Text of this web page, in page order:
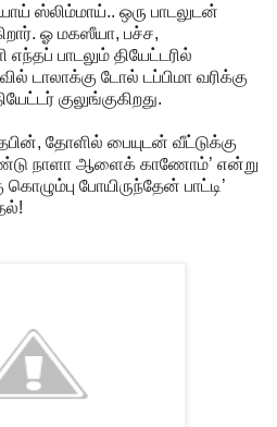
ஸ்லிம்மாய்.. ஒரு பாடலுடன்
ஓ மகஸீயா, பச்ச,
எந்தப் பாடலும் தியேட்டரில்
டாலாக்கு டோல் டப்பிமா வரிக்கு
குலுங்குகிறது.
தோளில் பையுடன் வீட்டுக்கு
நாளா ஆளைக் காணோம்’ என்று
கொழும்பு போயிருந்தேன் பாட்டி’